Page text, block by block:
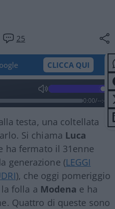
25
CLICCA QUI
0:00/--:--
testa, una coltellata
Si chiama Luca
ha fermato il 31enne
generazione (LEGGI
), che oggi pomeriggio
folla a Modena e ha
Quattro di queste sono